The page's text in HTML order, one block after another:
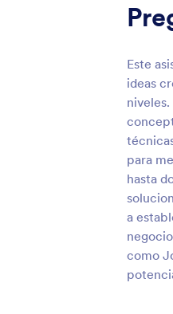
Este
ideas
para
hasta
a
como